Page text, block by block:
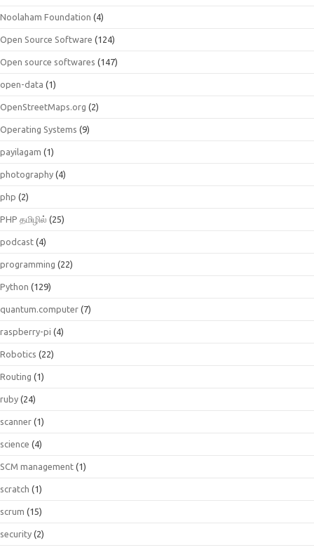
Noolaham Foundation (4)
Open Source Software (124)
Open source softwares (147)
open-data (1)
OpenStreetMaps.org (2)
Operating Systems (9)
payilagam (1)
photography (4)
php (2)
PHP தமிழில் (25)
podcast (4)
programming (22)
Python (129)
quantum.computer (7)
raspberry-pi (4)
Robotics (22)
Routing (1)
ruby (24)
scanner (1)
science (4)
SCM management (1)
scratch (1)
scrum (15)
security (2)